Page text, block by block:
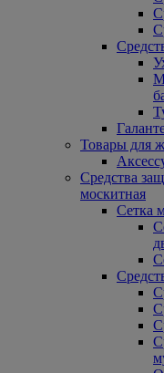
Товары для
Средства
москитная
Сетка